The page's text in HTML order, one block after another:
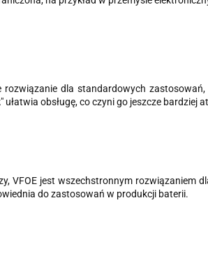
rozwiązanie dla standardowych
obsługę, co czyni go jeszcze bardziej
VFOE jest wszechstronnym rozwiązaniem
do zastosowań w produkcji baterii.